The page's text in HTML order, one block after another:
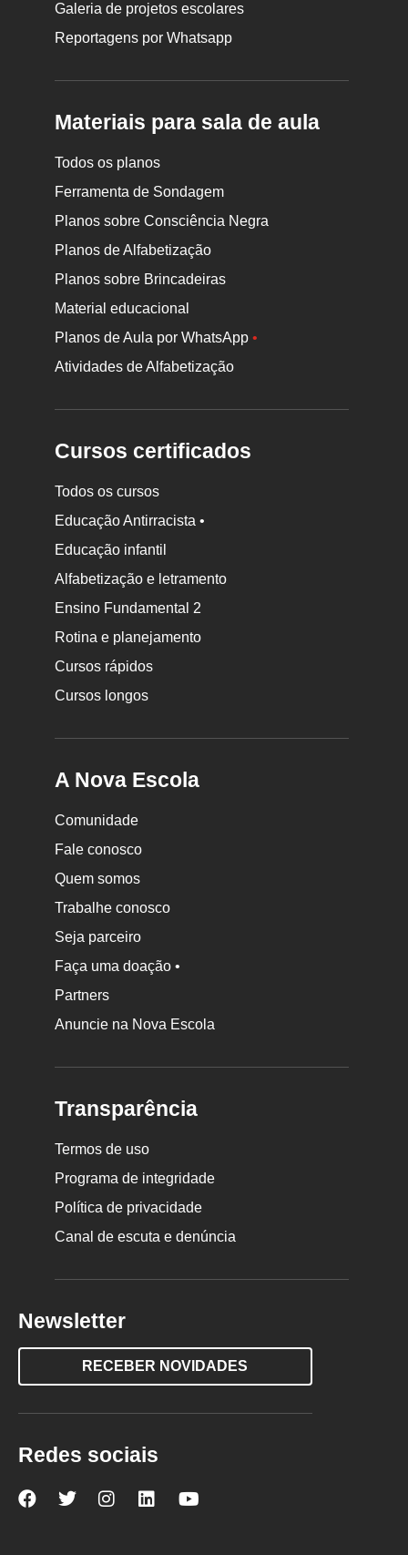
Galeria de projetos escolares
Reportagens por Whatsapp
Materiais para sala de aula
Todos os planos
Ferramenta de Sondagem
Planos sobre Consciência Negra
Planos de Alfabetização
Planos sobre Brincadeiras
Material educacional
Planos de Aula por WhatsApp•
Atividades de Alfabetização
Cursos certificados
Todos os cursos
Educação Antirracista •
Educação infantil
Alfabetização e letramento
Ensino Fundamental 2
Rotina e planejamento
Cursos rápidos
Cursos longos
A Nova Escola
Comunidade
Fale conosco
Quem somos
Trabalhe conosco
Seja parceiro
Faça uma doação •
Partners
Anuncie na Nova Escola
Transparência
Termos de uso
Programa de integridade
Política de privacidade
Canal de escuta e denúncia
Newsletter
RECEBER NOVIDADES
Redes sociais
NovaNova Nova Nova